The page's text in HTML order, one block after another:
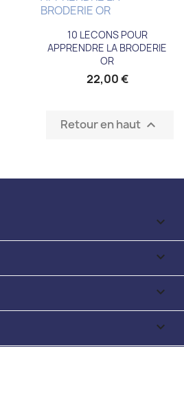
10 LECONS POUR
APPRENDRE LA BRODERIE
OR
22,00 €
Retour en haut 



keyboard_arrow_down